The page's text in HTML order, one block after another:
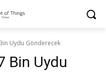
Uydu Gönderecek
Bin Uydu